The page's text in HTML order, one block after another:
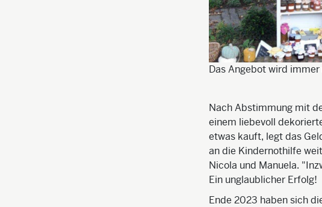
Das Angebot wird
Nach Abstimmung mit
einem liebevoll
etwas kauft, legt das
an die Kindernothilfe
Nicola und Manuela.
Ein unglaublicher Erfolg!
Ende 2023 haben sich